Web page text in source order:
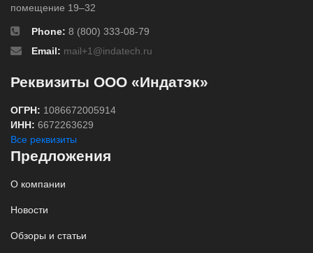
помещение 19–32
Phone: 8 (800) 333-08-79
Email: mail+1@indatech.ru
Реквизиты ООО «Индатэк»
ОГРН: 1086672005914
ИНН: 6672263629
Все реквизиты
Предложения
О компании
Новости
Обзоры и статьи